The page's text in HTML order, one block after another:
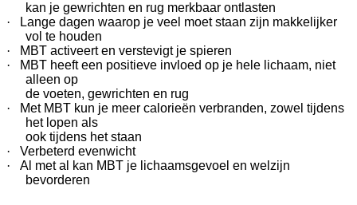
kan je gewrichten en rug merkbaar ontlasten
·
Lange dagen waarop je veel moet staan zijn makkelijker
vol te houden
·
MBT activeert en verstevigt je spieren
·
MBT heeft een positieve invloed op je hele lichaam, niet
alleen op
de voeten, gewrichten en rug
·
Met MBT kun je meer calorieën verbranden, zowel tijdens
het lopen als
ook tijdens het staan
·
Verbeterd evenwicht
·
Al met al kan MBT je lichaamsgevoel en welzijn
bevorderen